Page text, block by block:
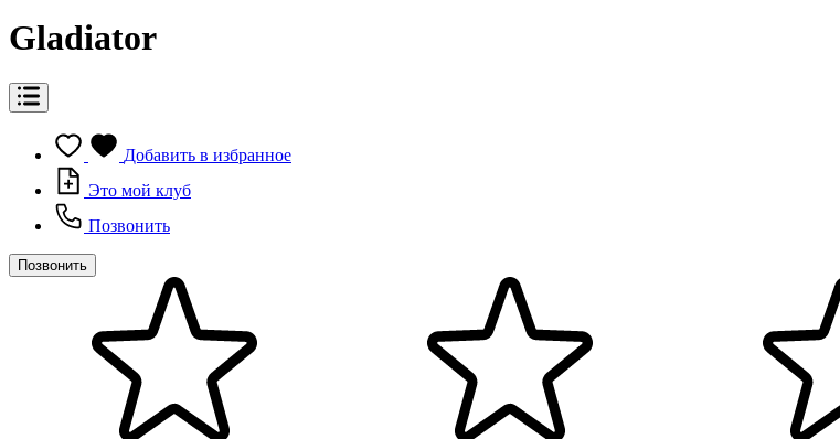
Gladiator
Добавить в избранное
Это мой клуб
Позвонить
Позвонить